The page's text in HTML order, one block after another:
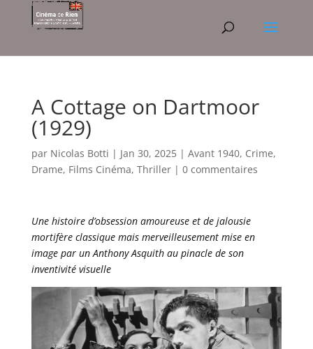
A Cottage on Dartmoor
(1929)
par Nicolas Botti | Jan 30, 2025| Avant 1940, Crime,
Drame, Films Cinéma, Thriller| 0 commentaires
Une histoire d’obsession amoureuse et de jalousie
mortifère classique mais merveilleusement mise en
image par un Anthony Asquith au pinacle de son
inventivité visuelle